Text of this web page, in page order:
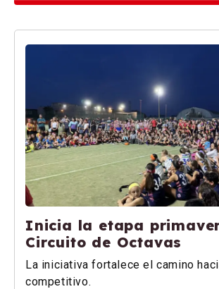
Inicia la etapa
Circuito de Octavas
La iniciativa fortalece el camino
competitivo.